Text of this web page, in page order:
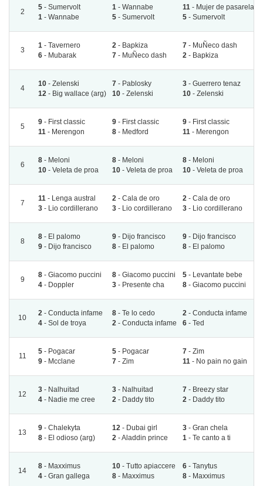
2
5 - Sumervolt
1 - Wannabe
1 - Wannabe
5 - Sumervolt
11 - Mujer de pasarela
5 - Sumervolt
3
1 - Tavernero
6 - Mubarak
2 - Bapkiza
7 - MuÑeco dash
7 - MuÑeco dash
2 - Bapkiza
4
10 - Zelenski
12 - Big wallace (arg)
7 - Pablosky
10 - Zelenski
3 - Guerrero tenaz
10 - Zelenski
5
9 - First classic
11 - Merengon
9 - First classic
8 - Medford
9 - First classic
11 - Merengon
6
8 - Meloni
10 - Veleta de proa
8 - Meloni
10 - Veleta de proa
8 - Meloni
10 - Veleta de proa
7
11 - Lenga austral
3 - Lio cordillerano
2 - Cala de oro
3 - Lio cordillerano
2 - Cala de oro
3 - Lio cordillerano
8
8 - El palomo
9 - Dijo francisco
9 - Dijo francisco
8 - El palomo
9 - Dijo francisco
8 - El palomo
9
8 - Giacomo puccini
4 - Doppler
8 - Giacomo puccini
3 - Presente cha
5 - Levantate bebe
8 - Giacomo puccini
10
2 - Conducta infame
4 - Sol de troya
8 - Te lo cedo
2 - Conducta infame
2 - Conducta infame
6 - Ted
11
5 - Pogacar
9 - Mcclane
5 - Pogacar
7 - Zim
7 - Zim
11 - No pain no gain
12
3 - Nalhuitad
4 - Nadie me cree
3 - Nalhuitad
2 - Daddy tito
7 - Breezy star
2 - Daddy tito
13
9 - Chalekyta
8 - El odioso (arg)
12 - Dubai girl
2 - Aladdin prince
3 - Gran chela
1 - Te canto a ti
14
8 - Maxximus
4 - Gran gallega
10 - Tutto apiaccere
8 - Maxximus
6 - Tanytus
8 - Maxximus